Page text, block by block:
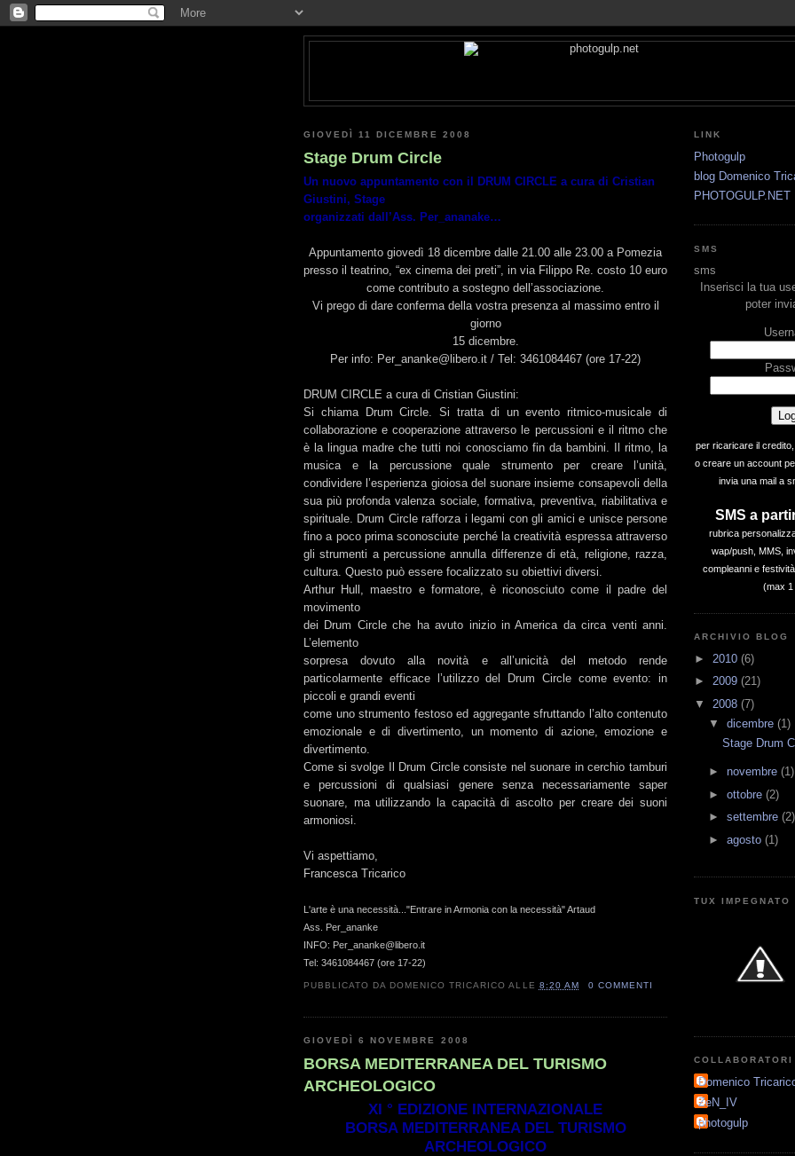
GIOVEDÌ 11 DICEMBRE 2008
Stage Drum Circle
Un nuovo appuntamento con il DRUM CIRCLE a cura di Cristian
Giustini, Stage
organizzati dall’Ass. Per_ananake…
Appuntamento giovedì 18 dicembre dalle 21.00 alle 23.00 a Pomezia
presso il teatrino, “ex cinema dei preti”, in via Filippo Re. costo 10 euro
come contributo a sostegno dell’associazione.
Vi prego di dare conferma della vostra presenza al massimo entro il
giorno
15 dicembre.
Per info: Per_ananke@libero.it / Tel: 3461084467 (ore 17-22)
DRUM CIRCLE a cura di Cristian Giustini:
Si chiama Drum Circle. Si tratta di un evento ritmico-musicale di
collaborazione e cooperazione attraverso le percussioni e il ritmo che
è la lingua madre che tutti noi conosciamo fin da bambini. Il ritmo, la
musica e la percussione quale strumento per creare l’unità,
condividere l’esperienza gioiosa del suonare insieme consapevoli della
sua più profonda valenza sociale, formativa, preventiva, riabilitativa e
spirituale. Drum Circle rafforza i legami con gli amici e unisce persone
fino a poco prima sconosciute perché la creatività espressa attraverso
gli strumenti a percussione annulla differenze di età, religione, razza,
cultura. Questo può essere focalizzato su obiettivi diversi.
Arthur Hull, maestro e formatore, è riconosciuto come il padre del
movimento
dei Drum Circle che ha avuto inizio in America da circa venti anni.
L’elemento
sorpresa dovuto alla novità e all’unicità del metodo rende
particolarmente efficace l’utilizzo del Drum Circle come evento: in
piccoli e grandi eventi
come uno strumento festoso ed aggregante sfruttando l’alto contenuto
emozionale e di divertimento, un momento di azione, emozione e
divertimento.
Come si svolge Il Drum Circle consiste nel suonare in cerchio tamburi
e percussioni di qualsiasi genere senza necessariamente saper
suonare, ma utilizzando la capacità di ascolto per creare dei suoni
armoniosi.
Vi aspettiamo,
Francesca Tricarico
L'arte è una necessità..."Entrare in Armonia con la necessità" Artaud
Ass. Per_ananke
INFO: Per_ananke@libero.it
Tel: 3461084467 (ore 17-22)
PUBBLICATO DA DOMENICO TRICARICO ALLE 8:20 AM 0 COMMENTI
GIOVEDÌ 6 NOVEMBRE 2008
BORSA MEDITERRANEA DEL TURISMO
ARCHEOLOGICO
XI ° EDIZIONE INTERNAZIONALE
BORSA MEDITERRANEA DEL TURISMO
ARCHEOLOGICO
LINK
Photogulp
blog Domenico
PHOTOGULP.NET
SMS
sms
Inserisci la tua
poter
per ricaricare il
o creare un account
invia una mail a
SMS a
rubrica
wap/push, MMS,
compleanni e
(max 1
ARCHIVIO BLOG
► 2010 (6)
► 2009 (21)
▼ 2008 (7)
▼ dicembre (1)
Stage Drum
► novembre (1)
► ottobre (2)
► settembre (2)
► agosto (1)
TUX IMPEGNATO
COLLABORATORI
Domenico
ZeN_IV
photogulp